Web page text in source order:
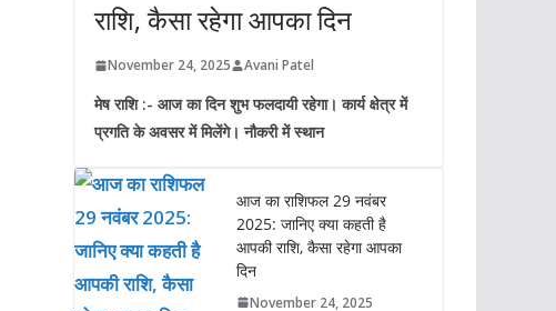
राशि, कैसा रहेगा आपका दिन
November 24, 2025 Avani Patel
मेष राशि :- आज का दिन शुभ फलदायी रहेगा। कार्य क्षेत्र में
प्रगति के अवसर में मिलेंगे। नौकरी में स्थान
आज का राशिफल 29 नवंबर
2025: जानिए क्या कहती है
आपकी राशि, कैसा रहेगा आपका
दिन
November 24, 2025